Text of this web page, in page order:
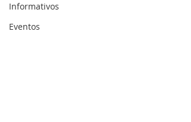
Informativos
Eventos